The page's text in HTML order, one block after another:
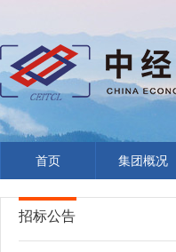
首页 集团概况
招标公告